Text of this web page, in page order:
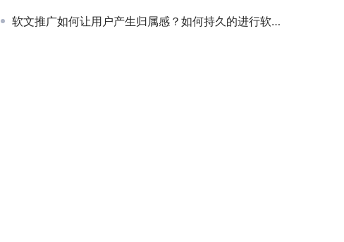
软文推广如何让用户产生归属感？如何持久的进行软文推广？